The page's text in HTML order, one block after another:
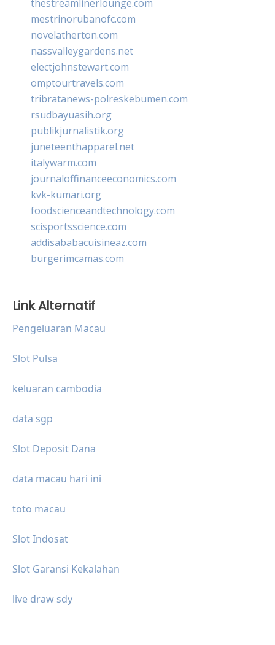
thestreamlinerlounge.com
mestrinorubanofc.com
novelatherton.com
nassvalleygardens.net
electjohnstewart.com
omptourtravels.com
tribratanews-polreskebumen.com
rsudbayuasih.org
publikjurnalistik.org
juneteenthapparel.net
italywarm.com
journaloffinanceeconomics.com
kvk-kumari.org
foodscienceandtechnology.com
scisportsscience.com
addisababacuisineaz.com
burgerimcamas.com
Link Alternatif
Pengeluaran Macau
Slot Pulsa
keluaran cambodia
data sgp
Slot Deposit Dana
data macau hari ini
toto macau
Slot Indosat
Slot Garansi Kekalahan
live draw sdy